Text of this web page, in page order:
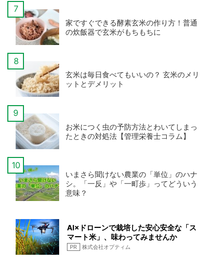
家ですぐできる酵素玄米の作り方！普通
の炊飯器で玄米がもちもちに
玄米は毎日食べてもいいの？ 玄米のメリ
ットとデメリット
お米につく虫の予防方法とわいてしまっ
たときの対処法【管理栄養士コラム】
いまさら聞けない農業の「単位」のハナ
シ。「一反」や「一町歩」ってどういう
意味？
AI×ドローンで栽培した安心安全な「ス
マート米」、味わってみませんか
PR 株式会社オプティム